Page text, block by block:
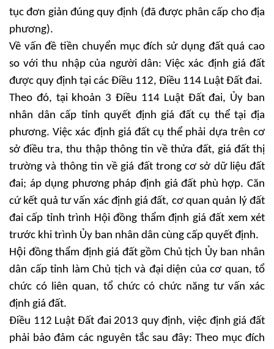
tục đơn giản đúng quy định (đã được phân cấp cho địa
phương).
Về vấn đề tiền chuyển mục đích sử dụng đất quá cao
so với thu nhập của người dân: Việc xác định giá đất
được quy định tại các Điều 112, Điều 114 Luật Đất đai.
Theo đó, tại khoản 3 Điều 114 Luật Đất đai, Ủy ban
nhân dân cấp tỉnh quyết định giá đất cụ thể tại địa
phương. Việc xác định giá đất cụ thể phải dựa trên cơ
sở điều tra, thu thập thông tin về thửa đất, giá đất thị
trường và thông tin về giá đất trong cơ sở dữ liệu đất
đai; áp dụng phương pháp định giá đất phù hợp. Căn
cứ kết quả tư vấn xác định giá đất, cơ quan quản lý đất
đai cấp tỉnh trình Hội đồng thẩm định giá đất xem xét
trước khi trình Ủy ban nhân dân cùng cấp quyết định.
Hội đồng thẩm định giá đất gồm Chủ tịch Ủy ban nhân
dân cấp tỉnh làm Chủ tịch và đại diện của cơ quan, tổ
chức có liên quan, tổ chức có chức năng tư vấn xác
định giá đất.
Điều 112 Luật Đất đai 2013 quy định, việc định giá đất
phải bảo đảm các nguyên tắc sau đây: Theo mục đích